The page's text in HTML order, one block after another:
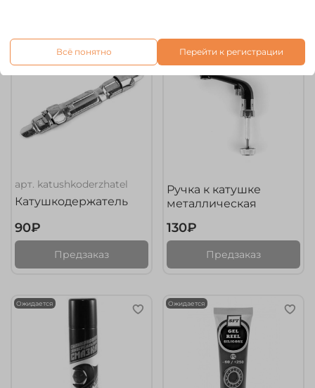
арт. katushkoderzhatel
Катушкодержатель
90₽
Предзаказ
Ручка к катушке
металлическая
130₽
Предзаказ
Ожидается Ожидается
Всё понятно Перейти к регистрации